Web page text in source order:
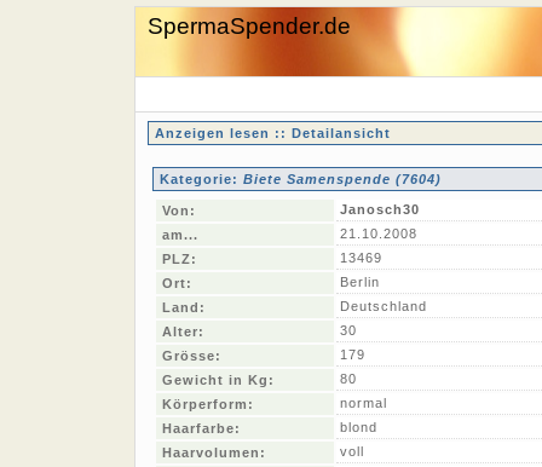
SpermaSpender.de
Anzeigen lesen :: Detailansicht
Kategorie: Biete Samenspende (7604)
Von:
Janosch30
am...
21.10.2008
PLZ:
13469
Ort:
Berlin
Land:
Deutschland
Alter:
30
Grösse:
179
Gewicht in Kg:
80
Körperform:
normal
Haarfarbe:
blond
Haarvolumen:
voll